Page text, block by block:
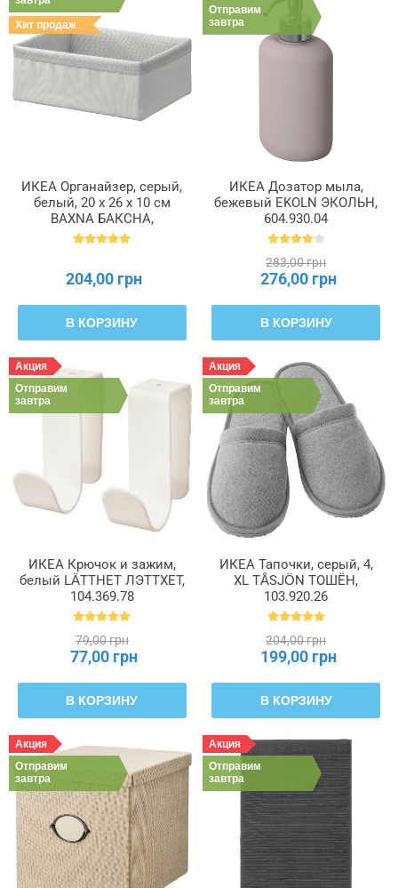
Хит продаж
ИКЕА Органайзер, серый,
белый, 20 x 26 x 10 см
BAXNA БАКСНА,
004.743.72
204,00 грн
В КОРЗИНУ
Отправим
завтра
ИКЕА Дозатор мыла,
бежевый EKOLN ЭКОЛЬН,
604.930.04
283,00 грн
276,00 грн
В КОРЗИНУ
Акция
Отправим
завтра
ИКЕА Крючок и зажим,
белый LÄTTHET ЛЭТТХЕТ,
104.369.78
79,00 грн
77,00 грн
В КОРЗИНУ
Акция
Отправим
завтра
ИКЕА Тапочки, серый, 4,
XL TÅSJÖN ТОШЁН,
103.920.26
204,00 грн
199,00 грн
В КОРЗИНУ
Акция
Отправим
завтра
Акция
Отправим
завтра